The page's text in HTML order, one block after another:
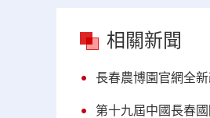
相關新聞
長春農博園官網全
第十九屆中國長春